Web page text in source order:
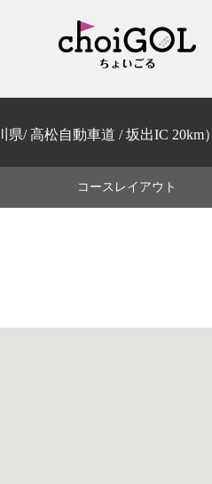
県/ 高松自動車道 / 坂出IC 20km）
コース レイアウト